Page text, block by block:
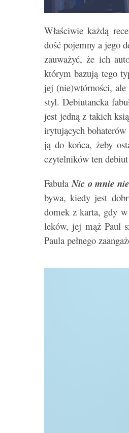
Właściwie każdą
dość pojemny a jego
zauważyć, że ich
którym bazują tego
jej (nie)wtórności, ale
styl. Debiutancka
jest jedną z takich
irytujących
ją do końca, żeby
czytelników ten
Fabuła Nic o mnie
bywa, kiedy jest
domek z karta, gdy
leków, jej mąż Paul
Paula pełnego